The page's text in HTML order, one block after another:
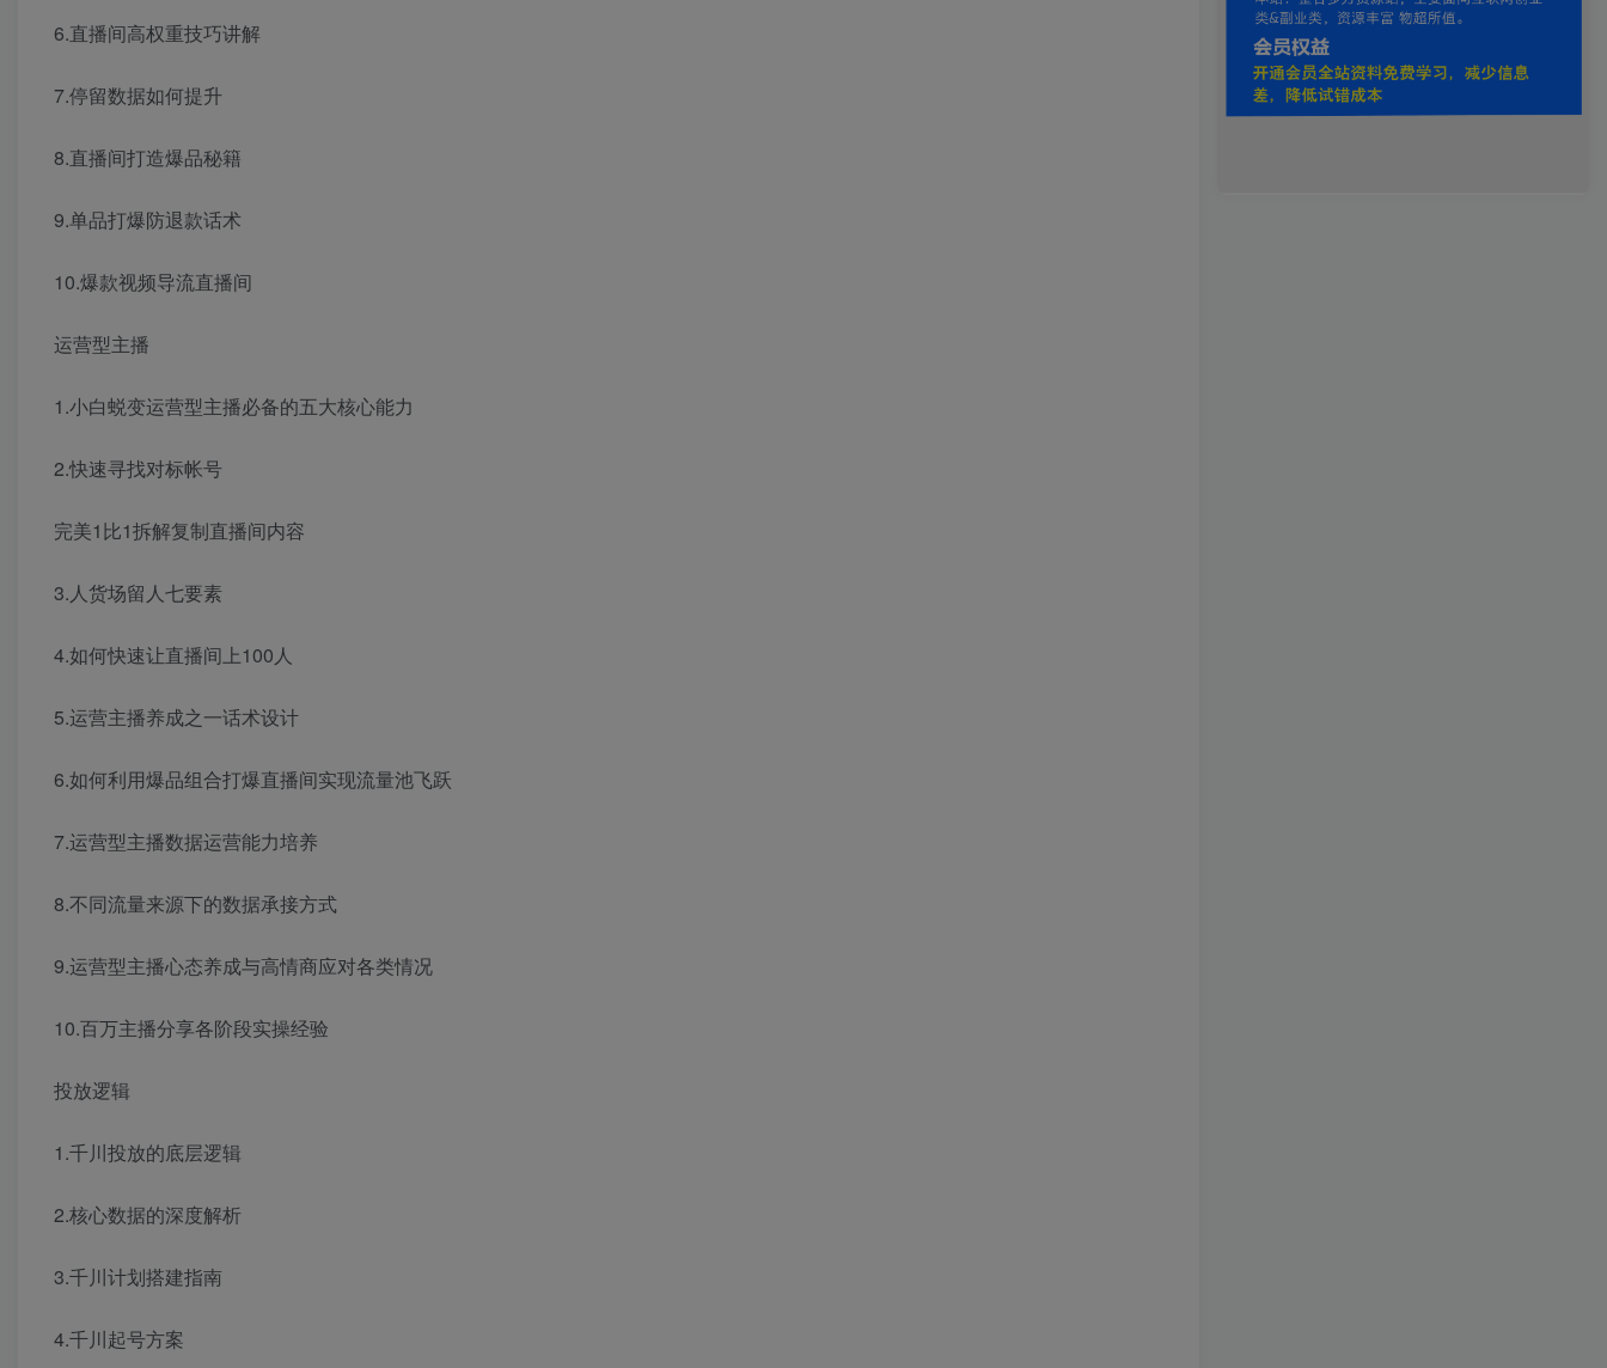
6.直播间高权重技巧讲解
7.停留数据如何提升
8.直播间打造爆品秘籍
9.单品打爆防退款话术
10.爆款视频导流直播间
运营型主播
1.小白蜕变运营型主播必备的五大核心能力
2.快速寻找对标帐号
完美1比1拆解复制直播间内容
3.人货场留人七要素
4.如何快速让直播间上100人
5.运营主播养成之一话术设计
6.如何利用爆品组合打爆直播间实现流量池飞跃
7.运营型主播数据运营能力培养
8.不同流量来源下的数据承接方式
9.运营型主播心态养成与高情商应对各类情况
10.百万主播分享各阶段实操经验
投放逻辑
1.千川投放的底层逻辑
2.核心数据的深度解析
3.千川计划搭建指南
4.千川起号方案